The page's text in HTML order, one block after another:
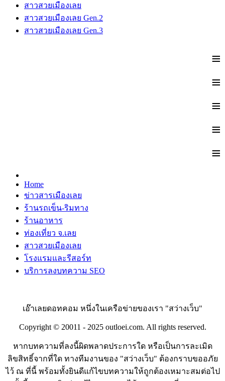
สาวสวยเมืองเลย
สาวสวยเมืองเลย Gen.2
สาวสวยเมืองเลย Gen.3
≡
≡
≡
≡
≡
Home
ข่าวสารเมืองเลย
ร้านรถเข็น-ริมทาง
ร้านอาหาร
ท่องเที่ยว จ.เลย
สาวสวยเมืองเลย
โรงแรมและรีสอร์ท
บริการลงบทความ SEO
เอ๊าเลยดอทคอม หนึ่งในเครือข่ายของเรา "สว่างเว็บ"
Copyright © 20011 - 2025 outloei.com. All rights reserved.
หากบทความที่ลงนี้ผิดพลาดประการใด หรือเป็นการละเมิด
ลิขสิทธิ์จากที่ใด ทางทีมงานของ "สว่างเว็บ" ต้องกราบขออภัย
ไว้ ณ ที่นี้ พร้อมทั้งยินดีแก้ไขบทความให้ถูกต้องเหมาะสมต่อไป